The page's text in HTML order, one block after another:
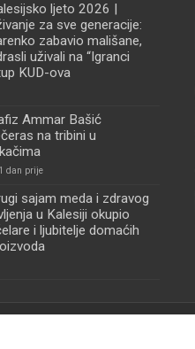
ljeto 2026 |
za sve generacije:
zabavio mališane,
uživali na “Igranci
KUD-ova
Ammar Bašić
na tribini u
1 dan prije
sajam meda i zdravog
u Kalesiji okupio
i ljubitelje domaćih